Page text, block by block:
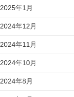
2025年1月
2024年12月
2024年11月
2024年10月
2024年8月